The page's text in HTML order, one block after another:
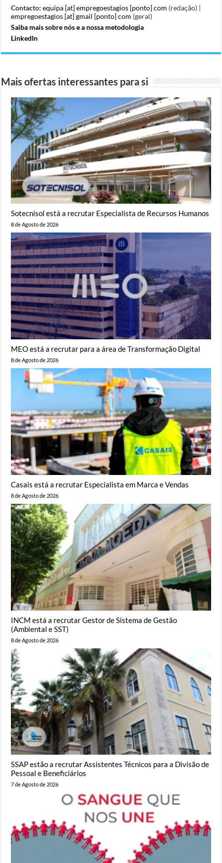
Contacto: equipa [at] empregoestagios [ponto] com (redação) |
empregoestagios [at] gmail [ponto] com (geral)
Saiba mais sobre nós e a nossa metodologia
LinkedIn
Mais ofertas interessantes para si
Sotecnisol está a recrutar Especialista de Recursos Humanos
8 de Agosto de 2026
MEO está a recrutar para a área de Transformação Digital
8 de Agosto de 2026
Casais está a recrutar Especialista em Marca e Vendas
8 de Agosto de 2026
INCM está a recrutar Gestor de Sistema de Gestão
(Ambiental e SST)
8 de Agosto de 2026
SSAP estão a recrutar Assistentes Técnicos para a Divisão de
Pessoal e Beneficiários
7 de Agosto de 2026